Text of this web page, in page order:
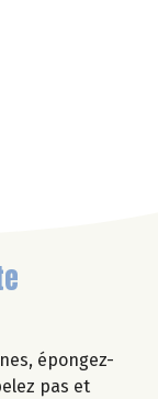
épongez-
pas et